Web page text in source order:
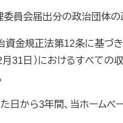
委員会届出分の政治団体
資金規正法第12条に基づ
31日）におけるすべて
日から3年間、当ホームペ